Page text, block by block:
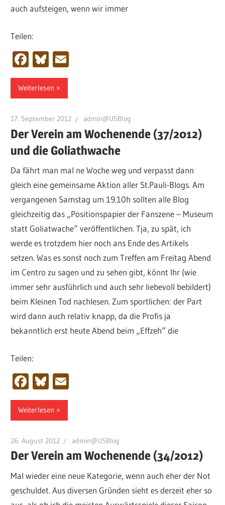
auch aufsteigen, wenn wir immer
Teilen:
Facebook
Bluesky
Weiterlesen
17. September 2012 admin@USBlog
Der Verein am Wochenende (37/2012)
und die Goliathwache
Da fährt man mal ne Woche weg und verpasst dann
gleich eine gemeinsame Aktion aller St.Pauli-Blogs. Am
vergangenen Samstag um 19.10h sollten alle Blog
gleichzeitig das „Positionspapier der Fanszene – Museum
statt Goliatwache“ veröffentlichen. Tja, zu spät, ich
werde es trotzdem hier noch ans Ende des Artikels
setzen. Was es sonst noch zum Treffen am Freitag Abend
im Centro zu sagen und zu sehen gibt, könnt Ihr (wie
immer sehr ausführlich und auch sehr liebevoll bebildert)
beim Kleinen Tod nachlesen. Zum sportlichen: der Part
wird dann auch relativ knapp, da die Profis ja
bekanntlich erst heute Abend beim „Effzeh“ die
Teilen:
Facebook
Bluesky
Weiterlesen
26. August 2012 admin@USBlog
Der Verein am Wochenende (34/2012)
Mal wieder eine neue Kategorie, wenn auch eher der Not
geschuldet. Aus diversen Gründen sieht es derzeit eher so